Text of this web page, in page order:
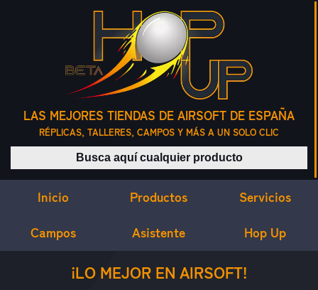
LAS MEJORES TIENDAS DE AIRSOFT DE ESPAÑA
RÉPLICAS, TALLERES, CAMPOS Y MÁS A UN SOLO CLIC
Buscar productos
Inicio Productos Servicios
Campos Asistente Hop Up
¿QUÉ ES HOP UP?¡LO MEJOR EN AIRSOFT!